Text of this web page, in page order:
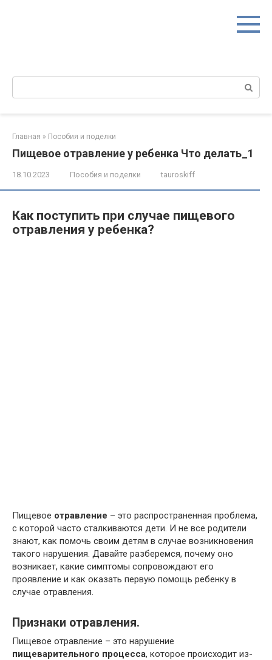
Поиск:
Главная » Пособия и поделки
Пищевое отравление у ребенка Что делать_1
18.10.2023 Пособия и поделки tauroskiff
Как поступить при случае пищевого
отравления у ребенка?
Пищевое отравление – это распространенная проблема,
с которой часто сталкиваются дети. И не все родители
знают, как помочь своим детям в случае возникновения
такого нарушения. Давайте разберемся, почему оно
возникает, какие симптомы сопровождают его
проявление и как оказать первую помощь ребенку в
случае отравления.
Признаки отравления.
Пищевое отравление – это нарушение
пищеварительного процесса, которое происходит из-